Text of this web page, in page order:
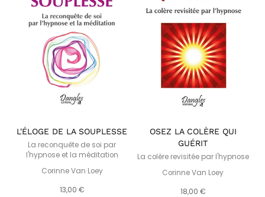
L'ÉLOGE DE LA SOUPLESSE
La reconquête de soi par
l'hypnose et la méditation
Corinne Van Loey
13,00 €
OSEZ LA COLÈRE QUI
GUÉRIT
La colère revisitée par l'hypnose
Corinne Van Loey
18,00 €